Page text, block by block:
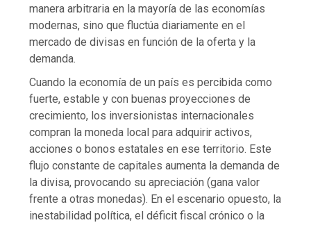
manera arbitraria en la mayoría de las economías
modernas, sino que fluctúa diariamente en el
mercado de divisas en función de la oferta y la
demanda.
Cuando la economía de un país es percibida como
fuerte, estable y con buenas proyecciones de
crecimiento, los inversionistas internacionales
compran la moneda local para adquirir activos,
acciones o bonos estatales en ese territorio. Este
flujo constante de capitales aumenta la demanda de
la divisa, provocando su apreciación (gana valor
frente a otras monedas). En el escenario opuesto, la
inestabilidad política, el déficit fiscal crónico o la